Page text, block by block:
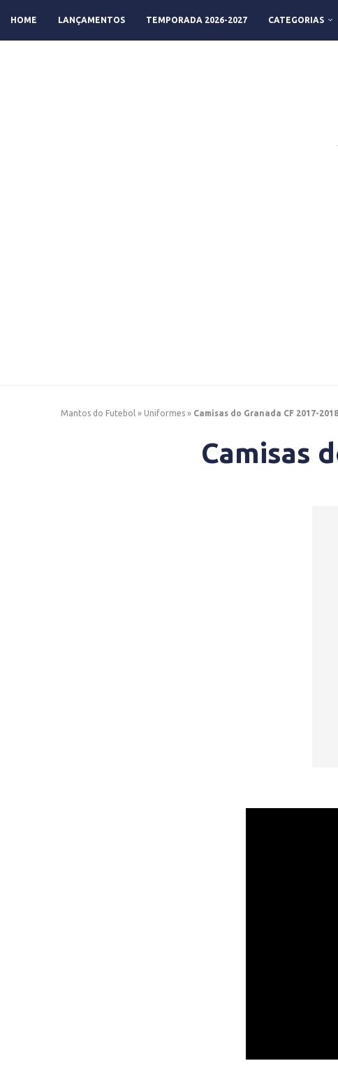
HOME LANÇAMENTOS TEMPORADA 2026-2027 CATEGORIAS
Mantos do Futebol » Uniformes » Camisas do Granada CF 2017-
Camisas